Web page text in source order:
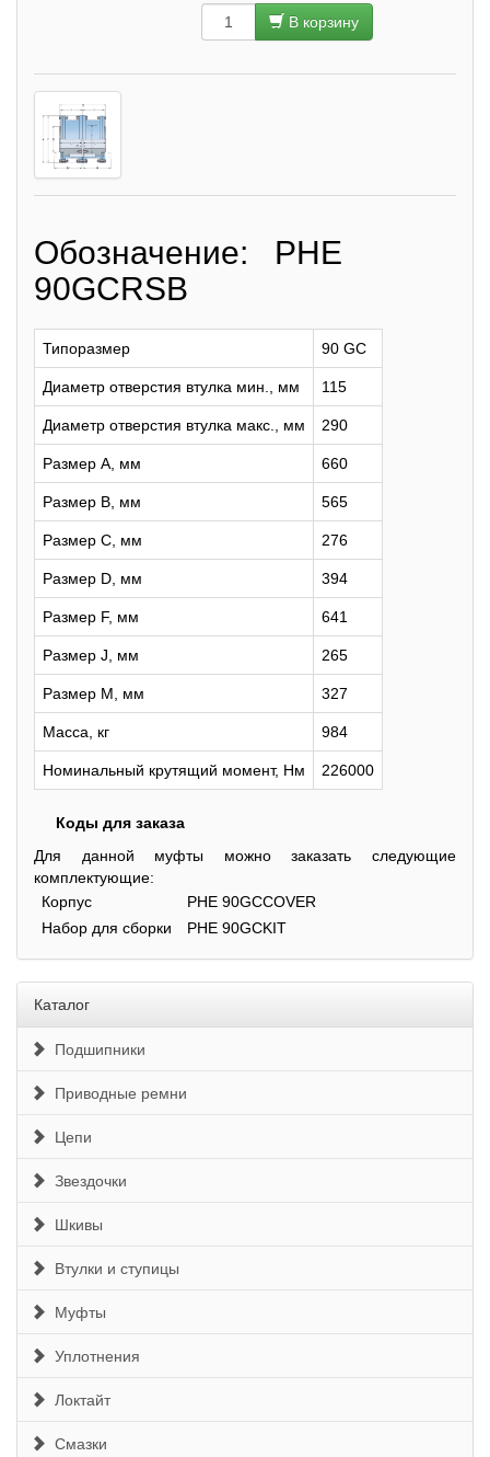
В корзину
Обозначение: PHE
90GCRSB
Типоразмер 90 GC
Диаметр отверстия втулка мин., мм 115
Диаметр отверстия втулка макс., мм 290
Размер A, мм 660
Размер B, мм 565
Размер C, мм 276
Размер D, мм 394
Размер F, мм 641
Размер J, мм 265
Размер M, мм 327
Масса, кг 984
Номинальный крутящий момент, Нм 226000
Коды для заказа
Для данной муфты можно заказать следующие
комплектующие:
Корпус
PHE 90GCCOVER
Набор для сборки
PHE 90GCKIT
Каталог
Подшипники
Приводные ремни
Цепи
Звездочки
Шкивы
Втулки и ступицы
Муфты
Уплотнения
Локтайт
Смазки